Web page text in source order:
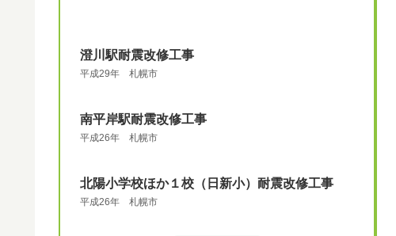
澄川駅耐震改修工事
平成29年 札幌市
南平岸駅耐震改修工事
平成26年 札幌市
北陽小学校ほか１校（日新小）耐震改修工事
平成26年 札幌市